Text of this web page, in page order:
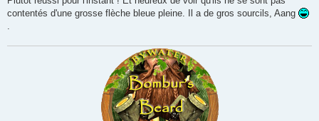
contentés d'une grosse flèche bleue pleine. Il a de gros sourcils, Aang
.